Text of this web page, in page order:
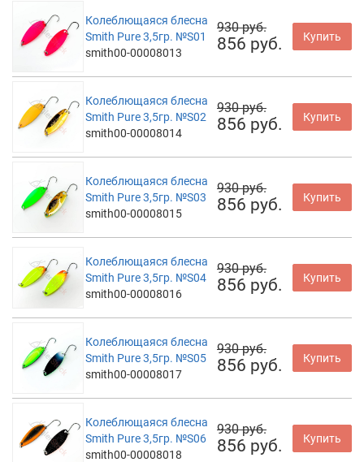
Колеблющаяся блесна
Smith Pure 3,5гр. №S01
smith00-00008013
930 руб.
856 руб. Купить
Колеблющаяся блесна
Smith Pure 3,5гр. №S02
smith00-00008014
930 руб.
856 руб. Купить
Колеблющаяся блесна
Smith Pure 3,5гр. №S03
smith00-00008015
930 руб.
856 руб. Купить
Колеблющаяся блесна
Smith Pure 3,5гр. №S04
smith00-00008016
930 руб.
856 руб. Купить
Колеблющаяся блесна
Smith Pure 3,5гр. №S05
smith00-00008017
930 руб.
856 руб. Купить
Колеблющаяся блесна
Smith Pure 3,5гр. №S06
smith00-00008018
930 руб.
856 руб. Купить